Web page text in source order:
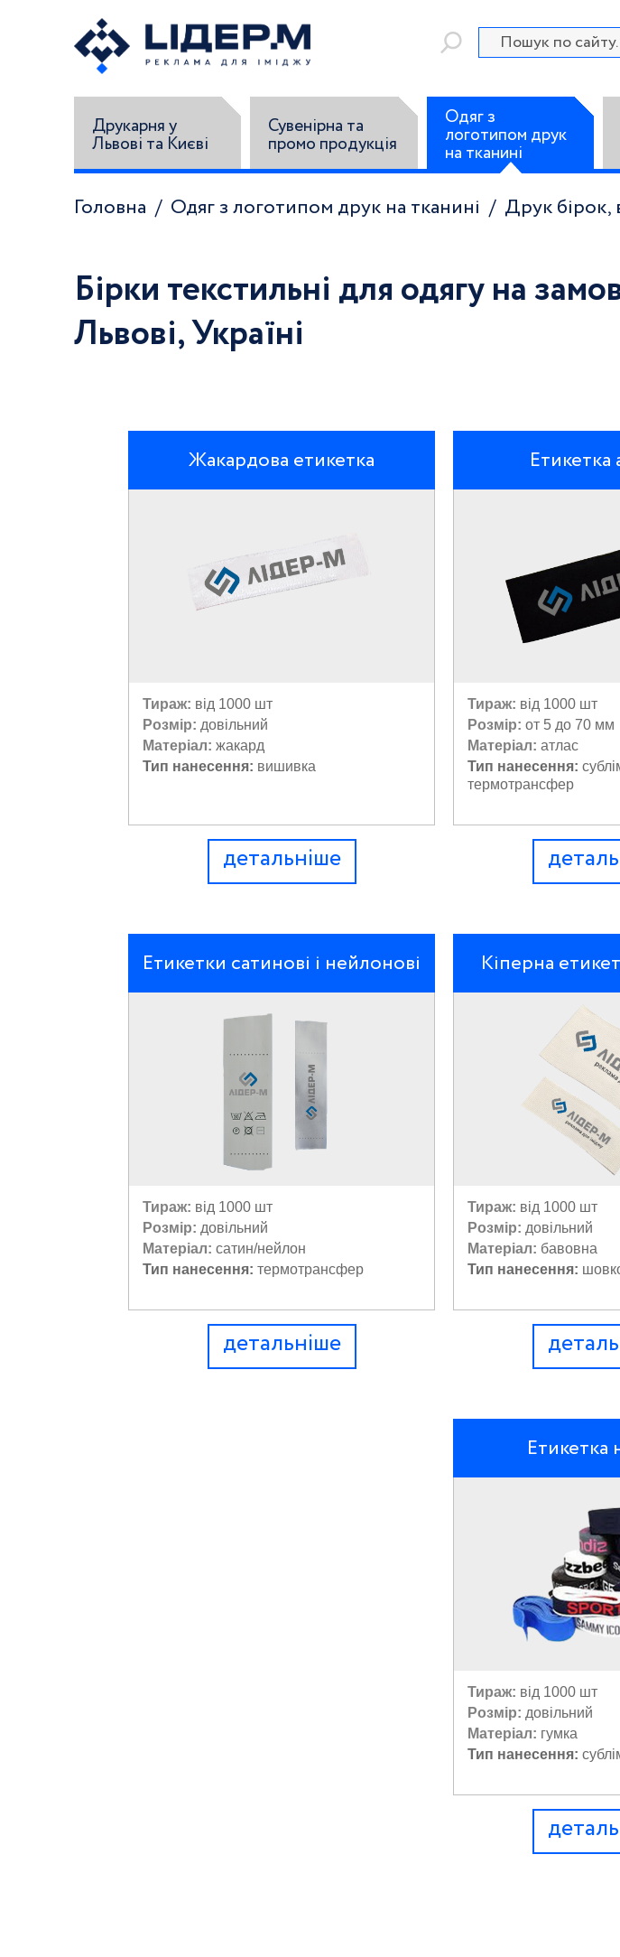
Друкарня у
Львові та Києві
Сувенірна та
промо продукція
Одяг з
логотипом друк
на тканині
Головна Одяг з логотипом друк на тканині Друк бірок,
Бірки текстильні для одягу на
Львові, Україні
Жакардова етикетка
Тираж: від 1000 шт
Розмір: довільний
Матеріал: жакард
Тип нанесення: вишивка
детальніше
Етикетка
Тираж: від 1000 шт
Розмір: от 5 до 70 мм
Матеріал: атлас
Тип нанесення:
термотрансфер
Етикетки сатинові і нейлонові
Тираж: від 1000 шт
Розмір: довільний
Матеріал: сатин/нейлон
Тип нанесення: термотрансфер
детальніше
Кіперна
Тираж: від 1000 шт
Розмір: довільний
Матеріал: бавовна
Тип нанесення:
Етикетка
Тираж: від 1000 шт
Розмір: довільний
Матеріал: гумка
Тип нанесення: